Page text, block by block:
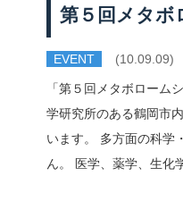
第５回メタボ
EVENT (10.09.09)
「第５回メタボローム
学研究所のある鶴岡市
います。 多方面の科学
ん。 医学、薬学、生化